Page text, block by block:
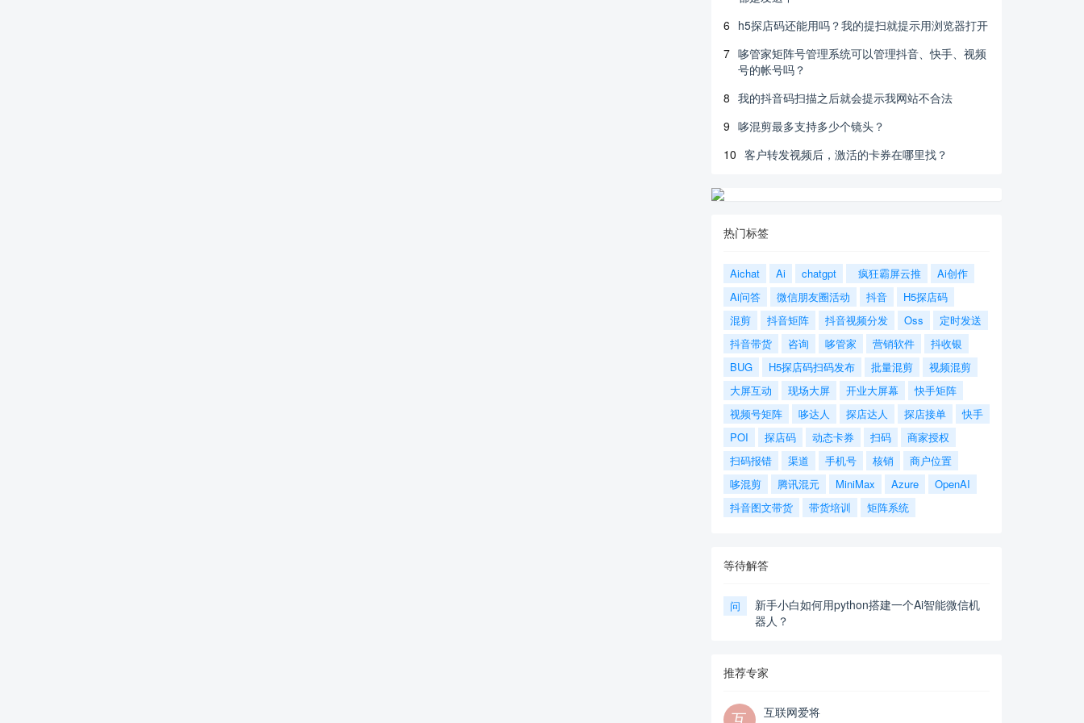
6 h5探店码还能用吗？我的提扫就提示用浏览器打开
7 哆管家矩阵号管理系统可以管理抖音、快手、视频
号的帐号吗？
8 我的抖音码扫描之后就会提示我网站不合法
9 哆混剪最多支持多少个镜头？
10 客户转发视频后，激活的卡券在哪里找？
热门标签
Aichat Ai chatgpt 疯狂霸屏云推
Ai创作
Ai问答
微信朋友圈活动 抖音
H5探店码
混剪
抖音矩阵 抖音视频分发 Oss
定时发送
抖音带货
咨询 哆管家 营销软件
抖收银
BUG
H5探店码扫码发布 批量混剪
视频混剪
大屏互动
现场大屏 开业大屏幕
快手矩阵
视频号矩阵
哆达人 探店达人 探店接单
快手
POI
探店码 动态卡券 扫码
商家授权
扫码报错
渠道 手机号 核销
商户位置
哆混剪
腾讯混元 MiniMax Azure
OpenAI
抖音图文带货
带货培训 矩阵系统
等待解答
问
新手小白如何用python搭建一个Ai智能微信机
器人？
推荐专家
互联网爱将